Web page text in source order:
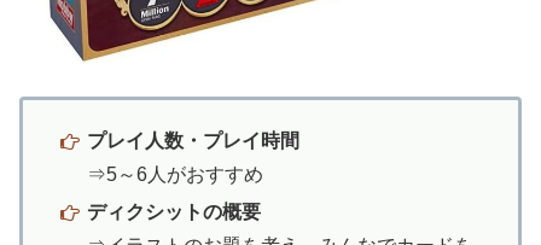
プレイ人数・プレイ時間
⇒5～6人がおすすめ
ディクシットの概要